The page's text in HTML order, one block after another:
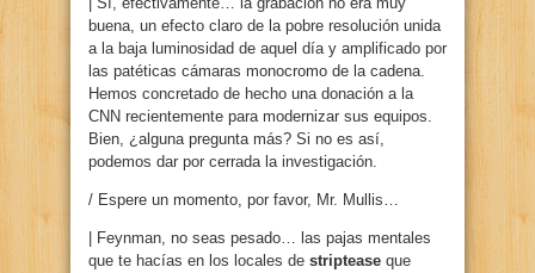
buena, un efecto claro de la pobre resolución unida
a la baja luminosidad de aquel día y amplificado por
las patéticas cámaras monocromo de la cadena.
Hemos concretado de hecho una donación a la
CNN recientemente para modernizar sus equipos.
Bien, ¿alguna pregunta más? Si no es así,
podemos dar por cerrada la investigación.
/ Espere un momento, por favor, Mr. Mullis…
| Feynman, no seas pesado… las pajas mentales
que te hacías en los locales de striptease que